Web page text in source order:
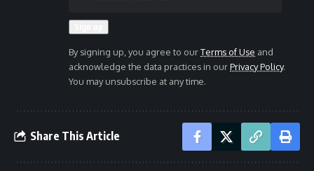
By signing up, you agree to ourTerms of Use and
acknowledge the data practices in ourPrivacy Policy.
You may unsubscribe at any time.
Share This Article